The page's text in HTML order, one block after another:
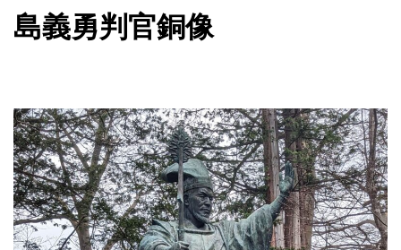
島義勇判官銅像